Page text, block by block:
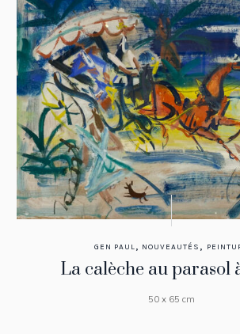
GEN PAUL, NOUVEAUTÉS ,
La calèche au parasol
50 x 65 cm